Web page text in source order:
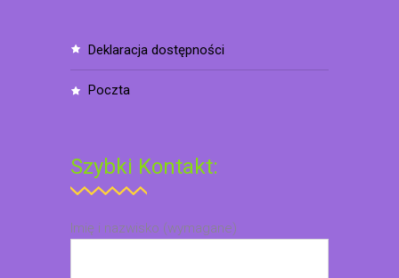
deklaracja dostępności
poczta
Szybki Kontakt:
Imię i nazwisko (wymagane)